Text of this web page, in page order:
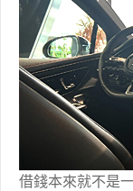
借錢本來就不是